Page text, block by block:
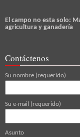
El campo no esta solo:
agricultura y ganadería
Contáctenos
Su nombre (requerido)
Su e-mail (requerido)
Asunto